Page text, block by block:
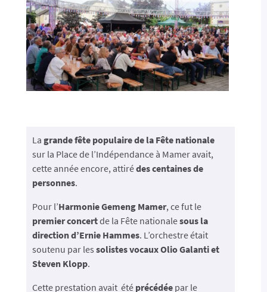
La grande fête populaire de la Fête nationale
sur la Place de l’Indépendance à Mamer avait,
cette année encore, attirédes centaines de
personnes.
Pour l’Harmonie Gemeng Mamer, ce fut le
premier concertde la Fête nationalesous la
direction d’Ernie Hammes. L’orchestre était
soutenu par les solistes vocaux Olio Galanti et
Steven Klopp.
Cette prestation avait été précédéepar le